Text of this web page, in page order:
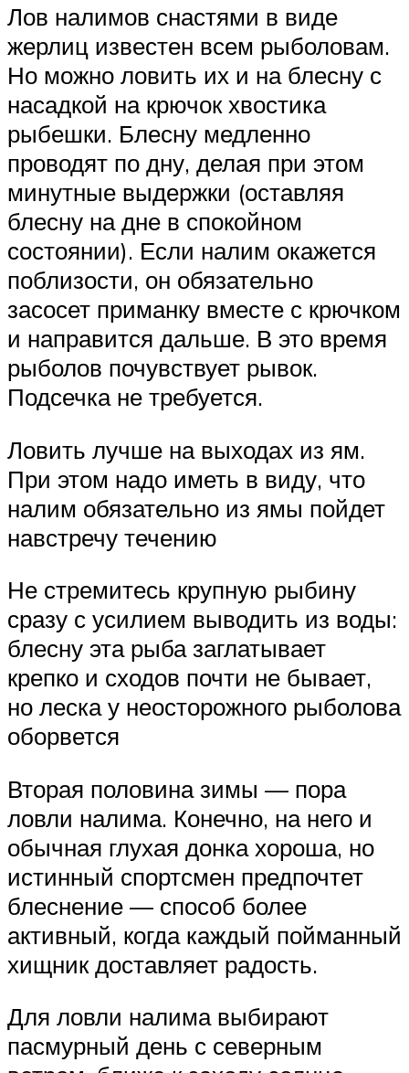
Лов налимов снастями в виде
жерлиц известен всем рыболовам.
Но можно ловить их и на блесну с
насадкой на крючок хвостика
рыбешки. Блесну медленно
проводят по дну, делая при этом
минутные выдержки (оставляя
блесну на дне в спокойном
состоянии). Если налим окажется
поблизости, он обязательно
засосет приманку вместе с крючком
и направится дальше. В это время
рыболов почувствует рывок.
Подсечка не требуется.
Ловить лучше на выходах из ям.
При этом надо иметь в виду, что
налим обязательно из ямы пойдет
навстречу течению
Не стремитесь крупную рыбину
сразу с усилием выводить из воды:
блесну эта рыба заглатывает
крепко и сходов почти не бывает,
но леска у неосторожного рыболова
оборвется
Вторая половина зимы — пора
ловли налима. Конечно, на него и
обычная глухая донка хороша, но
истинный спортсмен предпочтет
блеснение — способ более
активный, когда каждый пойманный
хищник доставляет радость.
Для ловли налима выбирают
пасмурный день с северным